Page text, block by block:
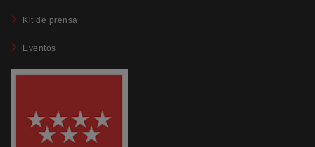
Kit de prensa
Eventos